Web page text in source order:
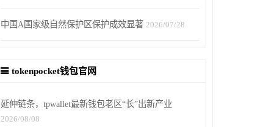
中国A国家级自然保护区保护成效显著 2026/07/28
tokenpocket钱包官网
延伸链条，tpwallet最新钱包老区“长”出新产业
2026/08/08